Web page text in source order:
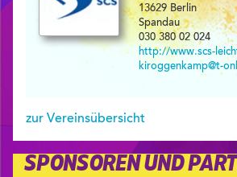
13629 Berlin
Spandau
030 380 02 024
http://www.scs-
kiroggenkamp@t-
zur Vereinsübersicht
SPONSOREN UND